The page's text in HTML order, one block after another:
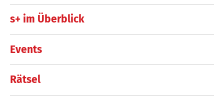
s+ im Überblick
Events
Rätsel